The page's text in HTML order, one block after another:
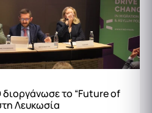
διοργάνωσε το “Future of
Λευκωσία